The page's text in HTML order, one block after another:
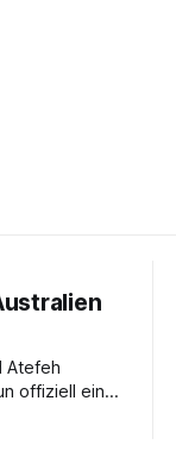
Atefeh
offiziell eine
nicht